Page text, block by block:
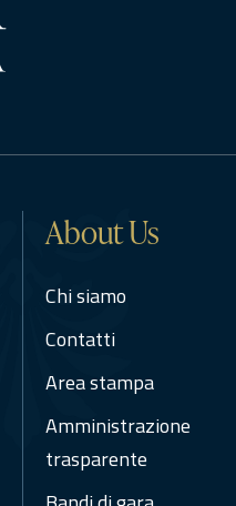
About Us
Chi siamo
Contatti
Area stampa
Amministrazione
trasparente